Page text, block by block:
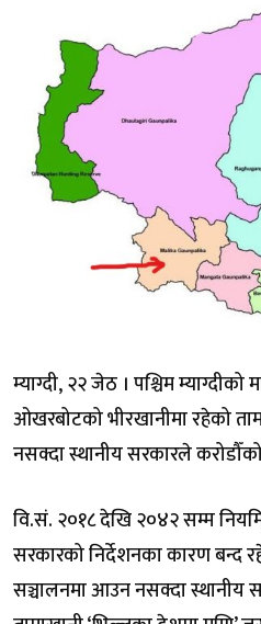
म्याग्दी, २२ जेठ । पश्चिम
ओखरबोटको भीरखानीमा रहेको
नसक्दा स्थानीय सरकारले
वि.सं. २०१८ देखि २०४२ सम्म
सरकारको निर्देशनका कारण बन्द
सञ्चालनमा आउन नसक्दा स्थानीय